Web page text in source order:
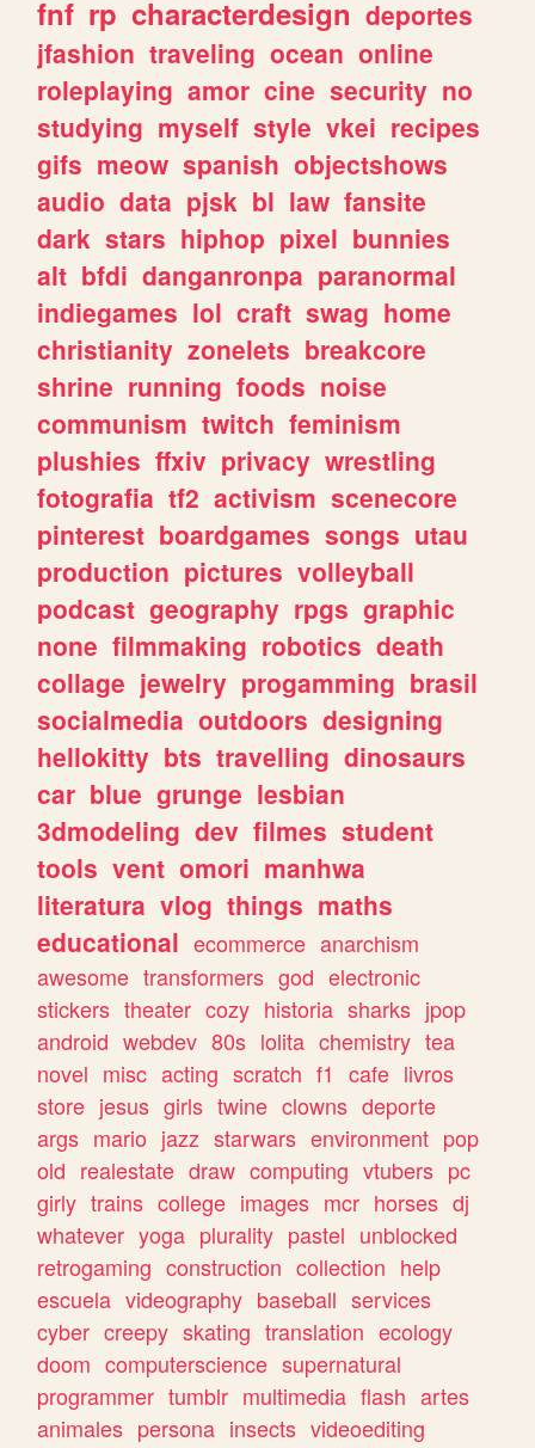
fnf rp characterdesign deportes
jfashion traveling ocean online
roleplaying amor cine security no
studying myself style vkei recipes
gifs meow spanish objectshows
audio data pjsk bl law fansite
dark stars hiphop pixel bunnies
alt bfdi danganronpa paranormal
indiegames lol craft swag home
christianity zonelets breakcore
shrine running foods noise
communism twitch feminism
plushies ffxiv privacy wrestling
fotografia tf2 activism scenecore
pinterest boardgames songs utau
production pictures volleyball
podcast geography rpgs graphic
none filmmaking robotics death
collage jewelry progamming brasil
socialmedia outdoors designing
hellokitty bts travelling dinosaurs
car blue grunge lesbian
3dmodeling dev filmes student
tools vent omori manhwa
literatura vlog things maths
educational ecommerce anarchism
awesome transformers god electronic
stickers theater cozy historia sharks jpop
android webdev 80s lolita chemistry tea
novel misc acting scratch f1 cafe livros
store jesus girls twine clowns deporte
args mario jazz starwars environment pop
old realestate draw computing vtubers pc
girly trains college images mcr horses dj
whatever yoga plurality pastel unblocked
retrogaming construction collection help
escuela videography baseball services
cyber creepy skating translation ecology
doom computerscience supernatural
programmer tumblr multimedia flash artes
animales persona insects videoediting